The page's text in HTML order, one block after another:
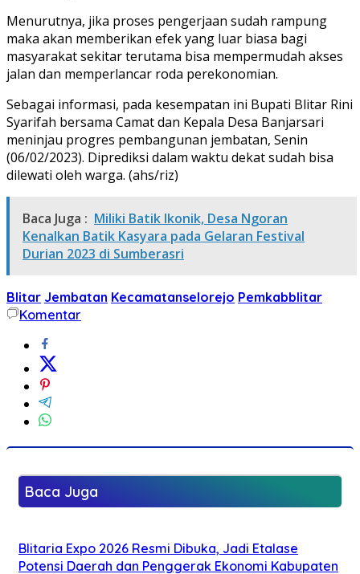
Menurutnya, jika proses pengerjaan sudah rampung
maka akan memberikan efek yang luar biasa bagi
masyarakat sekitar terutama bisa mempermudah akses
jalan dan memperlancar roda perekonomian.
Sebagai informasi, pada kesempatan ini Bupati Blitar Rini
Syarifah bersama Camat dan Kepala Desa Banjarsari
meninjau progres pembangunan jembatan, Senin
(06/02/2023). Diprediksi dalam waktu dekat sudah bisa
dilewati oleh warga. (ahs/riz)
Baca Juga : Miliki Batik Ikonik, Desa Ngoran
Kenalkan Batik Kasyara pada Gelaran Festival
Durian 2023 di Sumberasri
Blitar Jembatan Kecamatanselorejo Pemkabblitar
Komentar
Baca Juga
Blitaria Expo 2026 Resmi Dibuka, Jadi Etalase
Potensi Daerah dan Penggerak Ekonomi Kabupaten